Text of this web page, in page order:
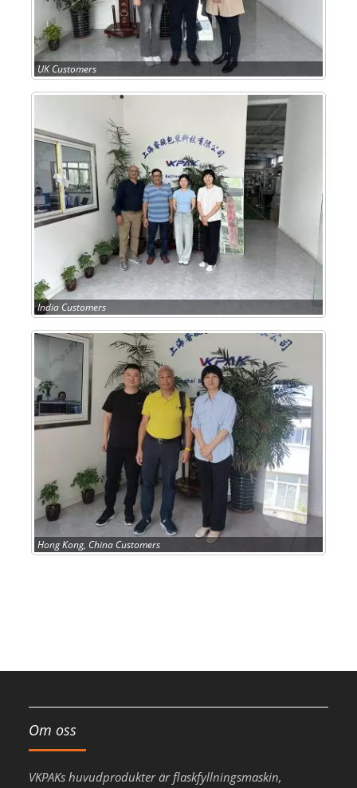
UK Customers
India Customers
Hong Kong, China Customers
Om oss
VKPAKs huvudprodukter är flaskfyllningsmaskin,